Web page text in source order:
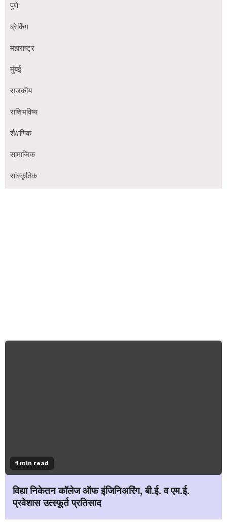
पुणे
ब्रेकिंग
महाराष्ट्र
मुंबई
राजकीय
राशिभविष्य
शैक्षणिक
सामाजिक
सांस्कृतिक
1 min read
विद्या निकेतन कॉलेज ऑफ इंजिनिअरिंग, बी.ई. व एम.ई.
प्रवेशास उत्स्फूर्त प्रतिसाद